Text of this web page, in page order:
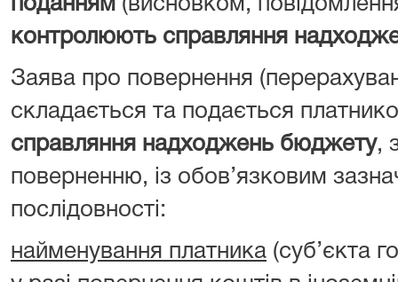
поданням (висновком,
контролюють справляння
Заява про повернення
складається та подається
справляння надходжень бюджету,
поверненню, із обов’язковим
послідовності:
найменування платника (суб’єкта